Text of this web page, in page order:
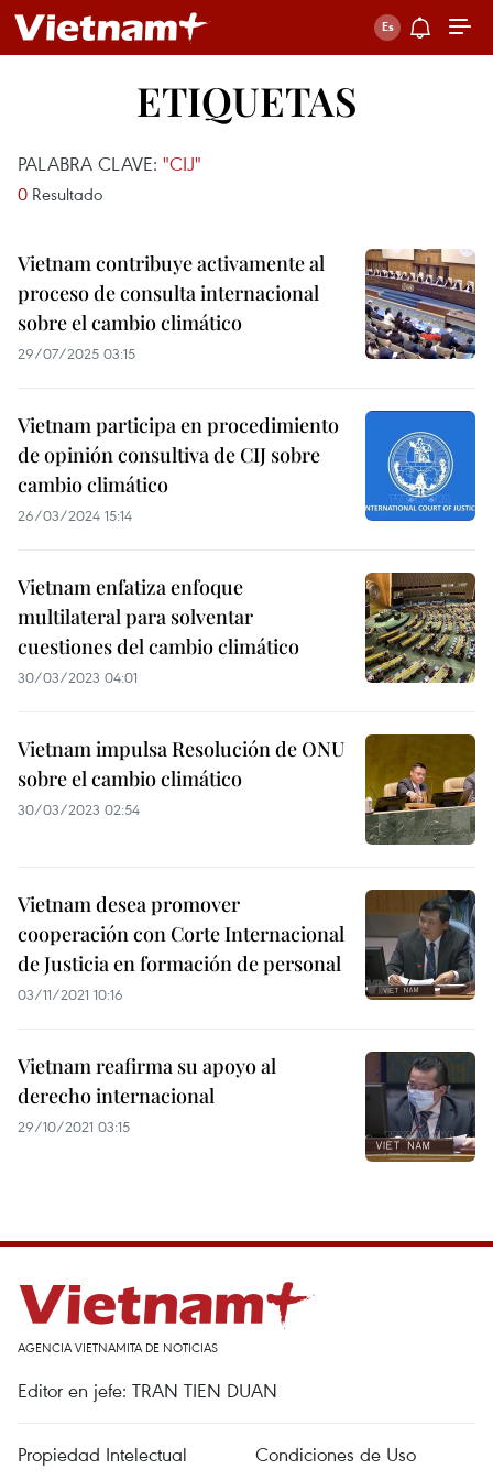
ETIQUETAS
PALABRA CLAVE: "CIJ"
0 Resultado
Vietnam contribuye activamente al
proceso de consulta internacional
sobre el cambio climático
29/07/2025 03:15
Vietnam participa en procedimiento
de opinión consultiva de CIJ sobre
cambio climático
26/03/2024 15:14
Vietnam enfatiza enfoque
multilateral para solventar
cuestiones del cambio climático
30/03/2023 04:01
Vietnam impulsa Resolución de ONU
sobre el cambio climático
30/03/2023 02:54
Vietnam desea promover
cooperación con Corte Internacional
de Justicia en formación de personal
03/11/2021 10:16
Vietnam reafirma su apoyo al
derecho internacional
29/10/2021 03:15
AGENCIA VIETNAMITA DE NOTICIAS
Editor en jefe: TRAN TIEN DUAN
Propiedad Intelectual Condiciones de Uso